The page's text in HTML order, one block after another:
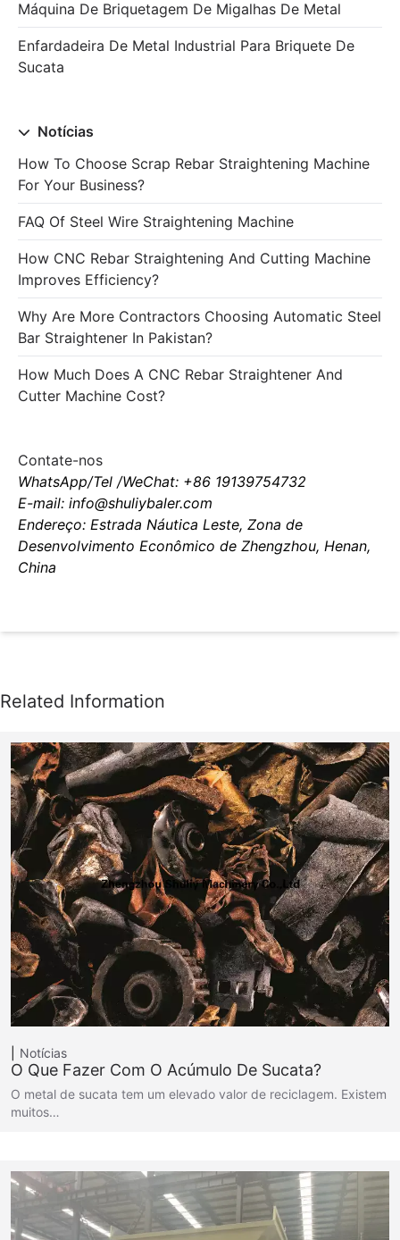
Máquina De Briquetagem De Migalhas De Metal
Enfardadeira De Metal Industrial Para Briquete De
Sucata
Notícias
How To Choose Scrap Rebar Straightening Machine
For Your Business?
FAQ Of Steel Wire Straightening Machine
How CNC Rebar Straightening And Cutting Machine
Improves Efficiency?
Why Are More Contractors Choosing Automatic Steel
Bar Straightener In Pakistan?
How Much Does A CNC Rebar Straightener And
Cutter Machine Cost?
Contate-nos
WhatsApp/Tel /WeChat: +86 19139754732
E-mail: info@shuliybaler.com
Endereço: Estrada Náutica Leste, Zona de
Desenvolvimento Econômico de Zhengzhou, Henan,
China
Notícias
O Que Fazer Com O Acúmulo De Sucata?
O metal de sucata tem um elevado valor de reciclagem. Existem
muitos…